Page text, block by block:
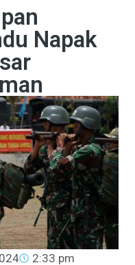
Napak
2:33 pm